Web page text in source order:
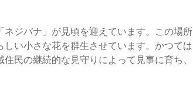
ジバナ」が見頃を迎えています。この場所
い小さな花を群生させています。かつては
民の継続的な見守りによって見事に育ち、